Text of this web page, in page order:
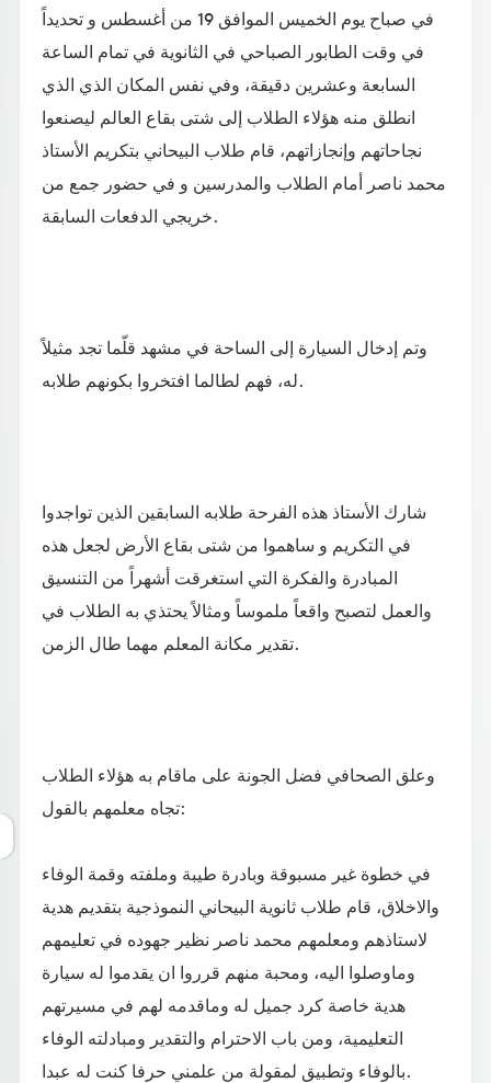
في صباح يوم الخميس الموافق 19 من أغسطس و تحديداً
في وقت الطابور الصباحي في الثانوية في تمام الساعة
السابعة وعشرين دقيقة، وفي نفس المكان الذي الذي
انطلق منه هؤلاء الطلاب إلى شتى بقاع العالم ليصنعوا
نجاحاتهم وإنجازاتهم، قام طلاب البيحاني بتكريم الأستاذ
محمد ناصر أمام الطلاب والمدرسين و في حضور جمع من
خريجي الدفعات السابقة.
وتم إدخال السيارة إلى الساحة في مشهد قلّما تجد مثيلاً
له، فهم لطالما افتخروا بكونهم طلابه.
شارك الأستاذ هذه الفرحة طلابه السابقين الذين تواجدوا
في التكريم و ساهموا من شتى بقاع الأرض لجعل هذه
المبادرة والفكرة التي استغرقت أشهراً من التنسيق
والعمل لتصبح واقعاً ملموساً ومثالاً يحتذي به الطلاب في
تقدير مكانة المعلم مهما طال الزمن.
وعلق الصحافي فضل الجونة على ماقام به هؤلاء الطلاب
تجاه معلمهم بالقول:
في خطوة غير مسبوقة وبادرة طيبة وملفته وقمة الوفاء
والاخلاق، قام طلاب ثانوية البيحاني النموذجية بتقديم هدية
لاستاذهم ومعلمهم محمد ناصر نظير جهوده في تعليمهم
وماوصلوا اليه، ومحبة منهم قرروا ان يقدموا له سيارة
هدية خاصة كرد جميل له وماقدمه لهم في مسيرتهم
التعليمية، ومن باب الاحترام والتقدير ومبادلته الوفاء
بالوفاء وتطبيق لمقولة من علمني حرفا كنت له عبدا.